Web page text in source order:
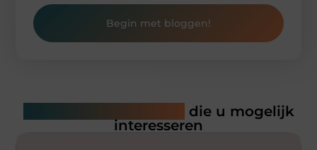
Begin met bloggen!
die u mogelijk
interesseren